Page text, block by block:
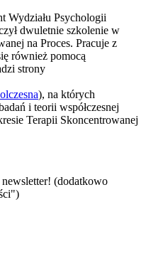
Wydziału Psychologii
dwuletnie szkolenie w
na Proces. Pracuje z
również pomocą
strony
), na których
i teorii współczesnej
Terapii Skoncentrowanej
newsletter! (dodatkowo